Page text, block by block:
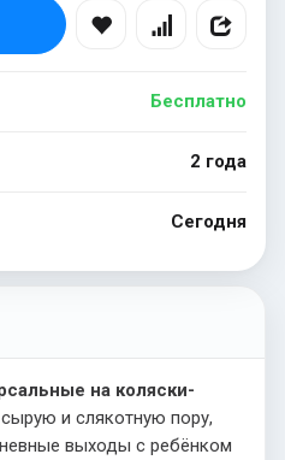
Бесплатно
2 года
Сегодня
на коляски-
и слякотную пору,
выходы с ребёнком